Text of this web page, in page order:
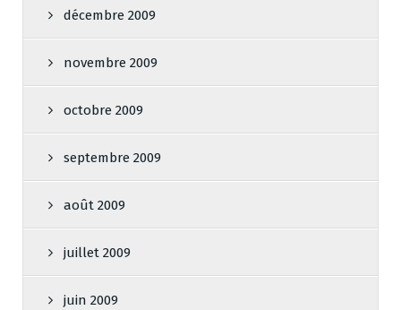
décembre 2009
novembre 2009
octobre 2009
septembre 2009
août 2009
juillet 2009
juin 2009